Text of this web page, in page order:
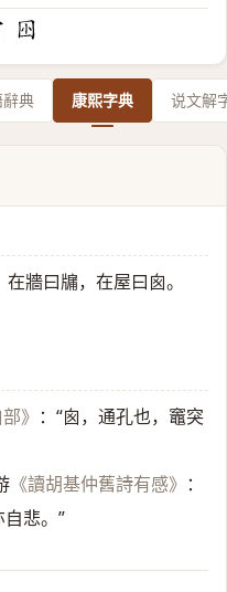
辭典 康熙字典 说文解
在牆曰牖，在屋曰囪。
》
：“囪，通孔也，竈突
《讀胡基仲舊詩有感》
：
悲。”